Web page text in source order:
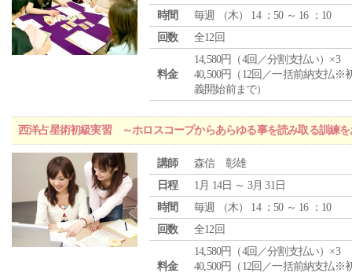
時間
毎週 （木） 14 ：50 ～ 16 ：10
回数
全12回
料金
14,580円（4回／分割支払い）×3
40,500円（12回／一括前納支払※
義開始前まで）
西洋占星術初級実習 ～ホロスコープからあらゆる事を読み取る訓練を
講師
森信 彰雄
日程
1月 14日 ～ 3月 31日
時間
毎週 （木） 14 ：50 ～ 16 ：10
回数
全12回
料金
14,580円（4回／分割支払い）×3
40,500円（12回／一括前納支払※